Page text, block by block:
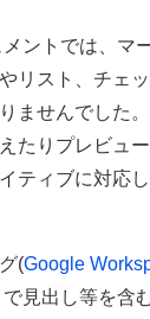
ントでは、マ
リスト、チェ
ませんでした
たりプレビュ
ティブに対応
(Google
見出し等を含